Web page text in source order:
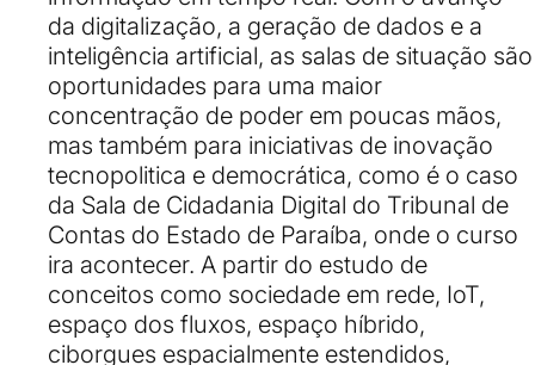
da digitalização, a geração de dados e a
inteligência artificial, as salas de situação são
oportunidades para uma maior
concentração de poder em poucas mãos,
mas também para iniciativas de inovação
tecnopolitica e democrática, como é o caso
da Sala de Cidadania Digital do Tribunal de
Contas do Estado de Paraíba, onde o curso
ira acontecer. A partir do estudo de
conceitos como sociedade em rede, IoT,
espaço dos fluxos, espaço híbrido,
ciborgues espacialmente estendidos,